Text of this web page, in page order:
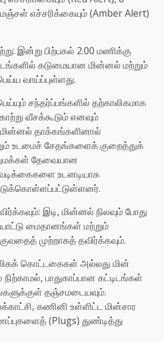
எச்சரிக்கையும் (Amber Alert)
இன்று பிற்பகல் 2.00 மணிக்கு
கடுமையான மின்னல் மற்றும்
வாய்ப்புள்ளது.
சந்தர்ப்பங்களில் தற்காலிகமாக
வீசக்கூடும் எனவும்
மின்னல் தாக்கங்களினால்
உடமைச் சேதங்களைக் குறைத்துக்
தேவையான
உடனடியாக
இடி, மின்னல் நிலவும் போது
மைதானங்கள் மற்றும்
முற்றாகத் தவிர்க்கவும்.
கொட்டகைகள் அல்லது மின்
பாதுகாப்பான கட்டிடங்கள்
தஞ்சமடையவும்.
கணினி உள்ளிட்ட மின்சார
(Plugs) துண்டித்து